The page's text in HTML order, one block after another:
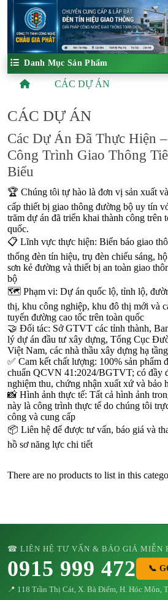
Danh Mục Sản Phẩm
CÁC DỰ ÁN
CÁC DỰ ÁN
Các Dự Án Đã Thực Hiện –
Công Trình Giao Thông
Biểu
🏆 Chúng tôi tự hào là đơn vị sản xuất
cấp thiết bị giao thông đường bộ uy tín
trăm dự án đã triển khai thành công trên
quốc.
📋 Lĩnh vực thực hiện: Biển báo giao
thống đèn tín hiệu, trụ đèn chiếu sáng,
sơn kẻ đường và thiết bị an toàn giao
bộ
🗺️ Phạm vi: Dự án quốc lộ, tỉnh lộ,
thị, khu công nghiệp, khu đô thị mới và
tuyến đường cao tốc trên toàn quốc
🤝 Đối tác: Sở GTVT các tỉnh thành,
lý dự án đầu tư xây dựng, Tổng Cục
Việt Nam, các nhà thầu xây dựng hạ
✅ Cam kết chất lượng: 100% sản phẩm
chuẩn QCVN 41:2024/BGTVT; có đầy
nghiệm thu, chứng nhận xuất xứ và bảo
📸 Hình ảnh thực tế: Tất cả hình ảnh
này là công trình thực tế do chúng tôi
công và cung cấp
📦 Liên hệ để được tư vấn, báo giá và
hồ sơ năng lực chi tiết
There are no products to list in this
☎ LIÊN HỆ TƯ VẤN & BÁO GIÁ MIỄN
0915 999 472 📞
📍 118 Trần Thị Cát, X. Bà Điểm, H. Hóc Môn,